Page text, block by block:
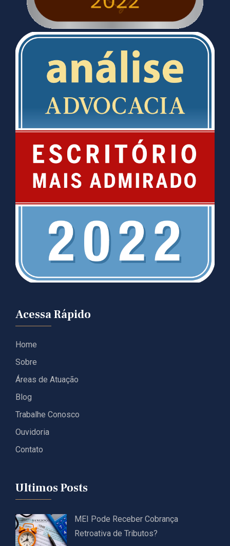
Acessa Rápido
Home
Sobre
Áreas de Atuação
Blog
Trabalhe Conosco
Ouvidoria
Contato
Ultimos Posts
MEI Pode Receber Cobrança
Retroativa de Tributos?